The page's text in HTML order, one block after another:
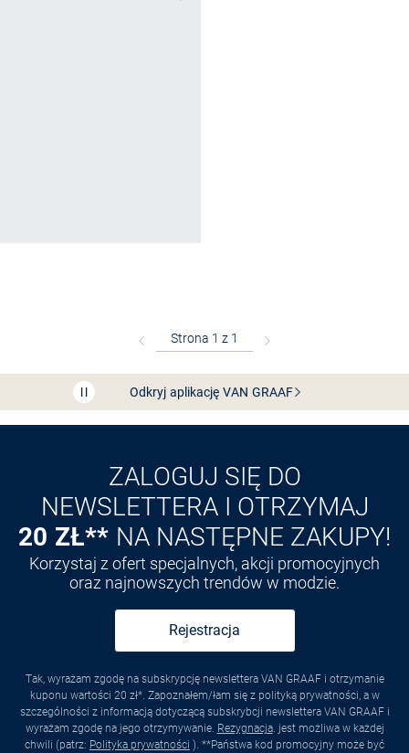
Bezpłatna dostawa z Friends
Przedłużenie czasu zwrotu towaru: 60 dni
Odkryj aplikację VANGRAAF
ZALOGUJ SIĘ DO
NEWSLETTERA I OTRZYMAJ
20 ZŁ** NA NASTĘPNE ZAKUPY!
Korzystaj z ofert specjalnych, akcji promocyjnych
oraz najnowszych trendów w modzie.
Rejestracja
Tak, wyrażam zgodę na subskrypcję newslettera VAN GRAAF i otrzymanie
kuponu wartości 20 zł*. Zapoznałem/łam się z polityką prywatności, a w
szczególności z informacją dotyczącą subskrybcji newslettera VAN GRAAF i
wyrażam zgodę na jego otrzymywanie. Rezygnacja. jest możliwa w każdej
chwili (patrz: Polityka prywatności ). **Państwa kod promocyjny może być